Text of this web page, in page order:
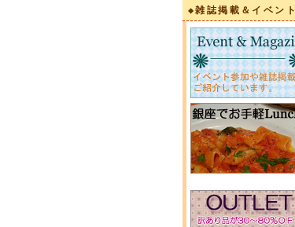
◆雑誌掲載＆イベント